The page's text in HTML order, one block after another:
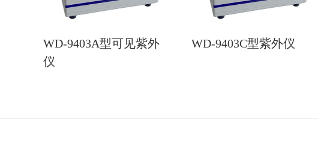
WD-9403A型可见紫外
仪
WD-9403C型紫外仪